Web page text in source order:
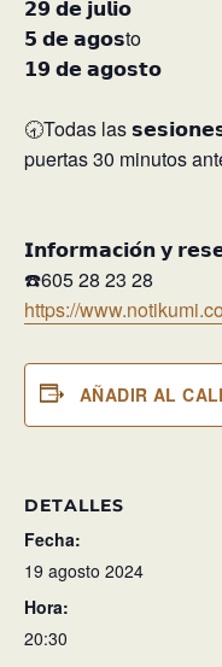
𝟮𝟵 𝗱𝗲 𝗷𝘂𝗹𝗶𝗼⁣
𝟱 𝗱𝗲 𝗮𝗴𝗼𝘀to
𝟭𝟵 𝗱𝗲 𝗮𝗴𝗼𝘀𝘁𝗼⁣
🕣Todas las
puertas 30 minutos
𝗜𝗻𝗳𝗼𝗿𝗺𝗮𝗰𝗶𝗼́𝗻 𝘆
☎️605 28 23 28⁣
https://
AÑADIR AL
DETALLES
Fecha:
19 agosto 2024
Hora:
20:30